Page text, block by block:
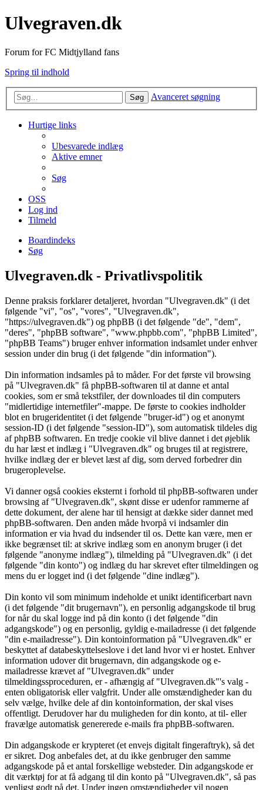
Ulvegraven.dk
Forum for FC Midtjylland fans
Spring til indhold
Søg Avanceret søgning
Hurtige links
Ubesvarede indlæg
Aktive emner
Søg
OSS
Log ind
Tilmeld
Boardindeks
Søg
Ulvegraven.dk - Privatlivspolitik
Denne praksis forklarer detaljeret, hvordan "Ulvegraven.dk" (i det
følgende "vi", "os", "vores", "Ulvegraven.dk",
"https://ulvegraven.dk") og phpBB (i det følgende "de", "dem",
"deres", "phpBB software", "www.phpbb.com", "phpBB Limited",
"phpBB Teams") bruger enhver information indsamlet under enhver
session under din brug (i det følgende "din information").
Din information indsamles på to måder. For det første vil browsing
på "Ulvegraven.dk" få phpBB-softwaren til at danne et antal
cookies, som er små tekstfiler, der downloades til din computers
"midlertidige internetfiler"-mappe. De første to cookies indholder
blot en brugeridentitet (i det følgende "bruger-id") og et anonymt
session-ID (i det følgende "session-ID"), som automatisk tildeles dig
af phpBB softwaren. En tredje cookie vil blive dannet i det øjeblik
du har læst et indlæg i "Ulvegraven.dk" og bruges til at registrere,
hvilke indlæg der er blevet læst af dig, som derved forbedrer din
brugeroplevelse.
Vi danner også cookies eksternt i forhold til phpBB-softwaren under
browsing af "Ulvegraven.dk", skønt disse er udenfor rammerne af
dette dokument, der alene har til hensigt at dække sider dannet med
phpBB-softwaren. Den anden måde hvorpå vi indsamler din
information er via hvad du indsender til os. Dette kan være, men er
ikke begrænset til: at skrive indlæg som en anonym bruger (i det
følgende "anonyme indlæg"), tilmelding på "Ulvegraven.dk" (i det
følgende "din konto") og indlæg du har skrevet efter tilmeldingen og
mens du er logget ind (i det følgende "dine indlæg").
Din konto vil som minimum indeholde et unikt identificerbart navn
(i det følgende "dit brugernavn"), en personlig adgangskode til brug
for når du skal logge ind på din konto (i det følgende "din
adgangskode") og en personlig, gyldig e-mailadresse (i det følgende
"din e-mailadresse"). Din kontoinformation på "Ulvegraven.dk" er
beskyttet af databeskyttelseslove i det land hvor vi er hostet. Enhver
information udover dit brugernavn, din adgangskode og e-
mailadresse krævet af "Ulvegraven.dk" under
tilmeldingssproceduren, er - afhængig af "Ulvegraven.dk"'s valg -
enten obligatorisk eller valgfrit. Under alle omstændigheder kan du
selv vælge, hvilke dele af din kontoinformation, der skal vises
offentligt. Derudover har du muligheden for din konto, at til- eller
fravælge automatisk genererede e-mails fra phpBB-softwaren.
Din adgangskode er krypteret (et envejs digitalt fingeraftryk), så det
er sikret. Dog anbefales det, at du ikke genbruger den samme
adgangskode på et antal forskellige websteder. Din adgangskode er
dit værktøj for at få adgang til din konto på "Ulvegraven.dk", så pas
venligst godt på det. Under ingen omstændigheder vil nogen